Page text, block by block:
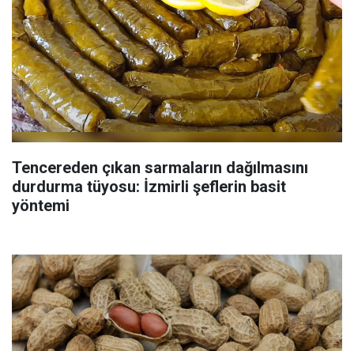
Tencereden çıkan sarmaların dağılmasını
durdurma tüyosu: İzmirli şeflerin basit
yöntemi